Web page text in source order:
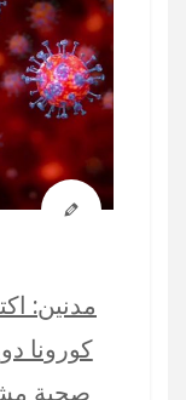
مدنين:
كورونا
صحية